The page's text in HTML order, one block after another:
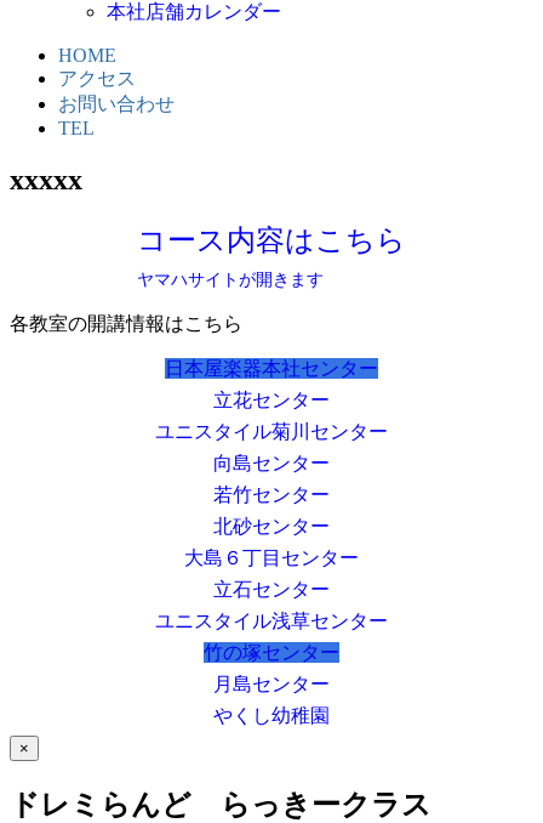
本社店舗カレンダー
HOME
アクセス
お問い合わせ
TEL
xxxxx
コース内容はこちら
ヤマハサイトが開きます
各教室の開講情報はこちら
日本屋楽器本社センター
立花センター
ユニスタイル菊川センター
向島センター
若竹センター
北砂センター
大島６丁目センター
立石センター
ユニスタイル浅草センター
竹の塚センター
月島センター
やくし幼稚園
×
ドレミらんど らっきークラス